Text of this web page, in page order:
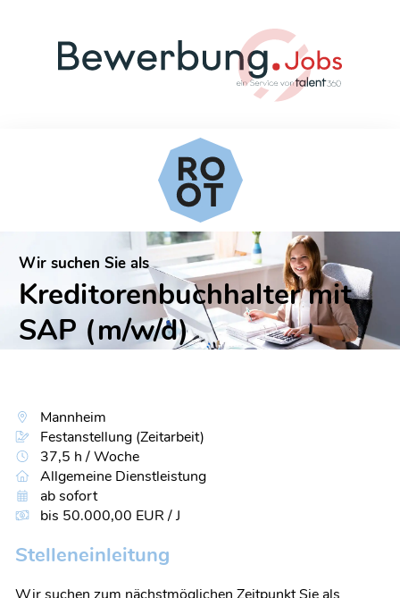
Wir suchen Sie als
Kreditorenbuchhalter mit
SAP (m/w/d)
Mannheim
Festanstellung (Zeitarbeit)
37,5 h / Woche
Allgemeine Dienstleistung
ab sofort
bis 50.000,00 EUR / J
Stelleneinleitung